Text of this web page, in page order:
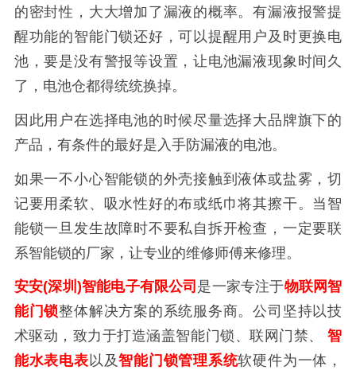
的密封性，大大增加了漏液的概率。有漏液报警提
醒功能的智能门锁还好，可以提醒用户及时更换电
池，要是没有警报等设置，让电池漏液现象时间久
了，电池仓都得统统换掉。
因此用户在选择电池的时候尽量选择大品牌旗下的
产品，有条件的最好是入手防漏液的电池。
如果一不小心智能锁的外壳接触到液体或盐雾，切
记要用柔软、吸水性好的布或纸巾将其擦干。当智
能锁一旦发生故障时不要私自拆开检查，一定要联
系智能锁的厂家，让专业的维修师傅来修理。
安安(深圳)智能电子有限公司 是一家专注于物联网智
能门锁整体解决方案的系统服务商。公司坚持以技
术驱动，致力于打造涵盖智能门锁、联网门禁、智
能水表电表 以及智能门锁管理系统软硬件为一体，